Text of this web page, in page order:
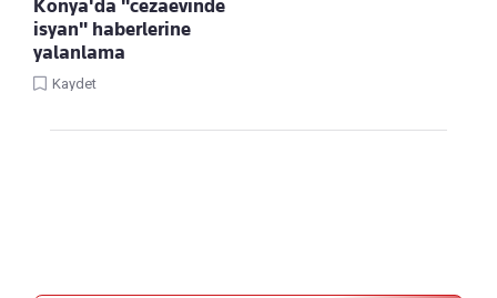
Konya'da "cezaevinde
isyan" haberlerine
yalanlama
Kaydet